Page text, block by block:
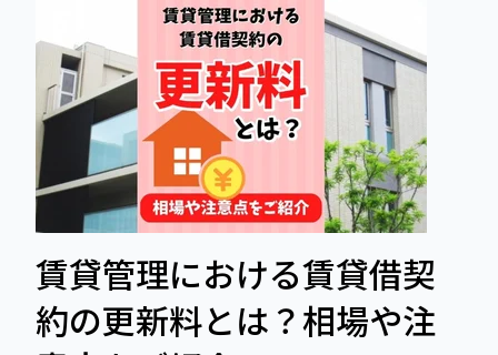
賃貸管理における賃貸借契
約の更新料とは？相場や注